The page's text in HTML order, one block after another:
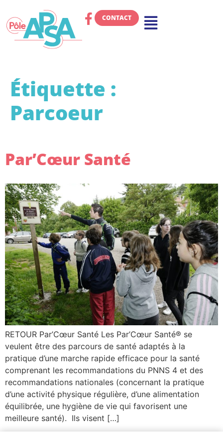
CONTACT
Étiquette :
Parcoeur
Par’Cœur Santé
RETOUR Par’Cœur Santé Les Par’Cœur Santé® se
veulent être des parcours de santé adaptés à la
pratique d’une marche rapide efficace pour la santé
comprenant les recommandations du PNNS 4 et des
recommandations nationales (concernant la pratique
d’une activité physique régulière, d’une alimentation
équilibrée, une hygiène de vie qui favorisent une
meilleure santé). Ils visent […]